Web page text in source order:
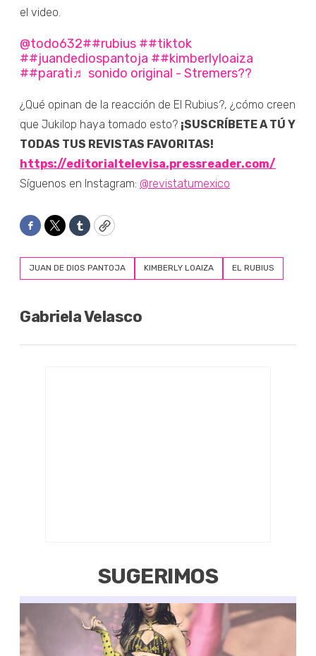
el video.
@todo632##rubius ##tiktok
##juandediospantoja ##kimberlyloaiza
##parati♬ sonido original - Stremers??
¿Qué opinan de la reacción de El Rubius?, ¿cómo creen
que Jukilop haya tomado esto? ¡SUSCRÍBETE A TÚ Y
TODAS TUS REVISTAS FAVORITAS!
https://editorialtelevisa.pressreader.com/
Síguenos en Instagram: @revistatumexico
Facebook
TwitterTumblrCopy
JUAN DE DIOS PANTOJA KIMBERLY LOAIZA EL RUBIUS
Gabriela Velasco
SUGERIMOS